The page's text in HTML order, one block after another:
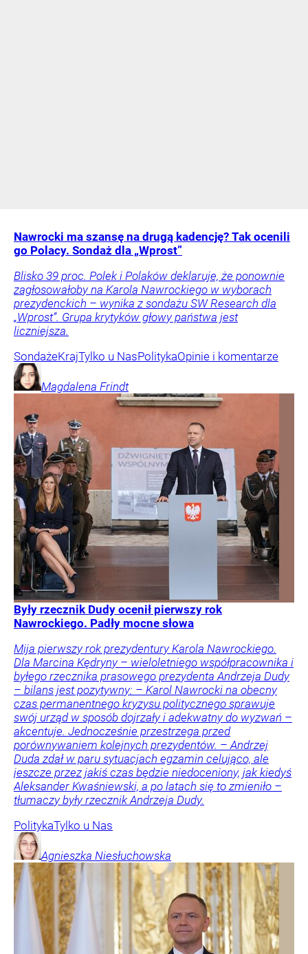
Nawrocki ma szansę na drugą kadencję? Tak ocenili
go Polacy. Sondaż dla „Wprost”
Blisko 39 proc. Polek i Polaków deklaruje, że ponownie
zagłosowałoby na Karola Nawrockiego w wyborach
prezydenckich – wynika z sondażu SW Research dla
„Wprost”. Grupa krytyków głowy państwa jest
liczniejsza.
SondażeKrajTylko u NasPolitykaOpinie i komentarze
Magdalena Frindt
Były rzecznik Dudy ocenił pierwszy rok
Nawrockiego. Padły mocne słowa
Mija pierwszy rok prezydentury Karola Nawrockiego.
Dla Marcina Kędryny – wieloletniego współpracownika i
byłego rzecznika prasowego prezydenta Andrzeja Dudy
– bilans jest pozytywny: – Karol Nawrocki na obecny
czas permanentnego kryzysu politycznego sprawuje
swój urząd w sposób dojrzały i adekwatny do wyzwań –
akcentuje. Jednocześnie przestrzega przed
porównywaniem kolejnych prezydentów. – Andrzej
Duda zdał w paru sytuacjach egzamin celująco, ale
jeszcze przez jakiś czas będzie niedoceniony, jak kiedyś
Aleksander Kwaśniewski, a po latach się to zmieniło –
tłumaczy były rzecznik Andrzeja Dudy.
PolitykaTylko u Nas
Agnieszka Niesłuchowska